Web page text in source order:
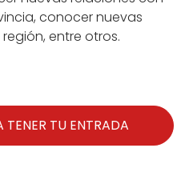
conocer nuevas
entre otros.
TENER TU ENTRADA